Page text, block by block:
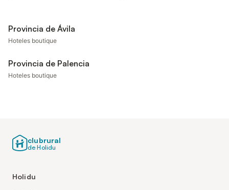
Provincia de Ávila
Hoteles boutique
Provincia de Palencia
Hoteles boutique
clubrural
de Holidu
Holidu